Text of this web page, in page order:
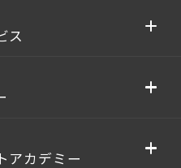
ス
アカデミー